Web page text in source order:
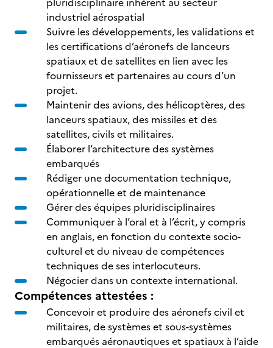
industriel aérospatial
Suivre les développements, les validations et
les certifications d’aéronefs de lanceurs
spatiaux et de satellites en lien avec les
fournisseurs et partenaires au cours d’un
projet.
Maintenir des avions, des hélicoptères, des
lanceurs spatiaux, des missiles et des
satellites, civils et militaires.
Élaborer l’architecture des systèmes
embarqués
Rédiger une documentation technique,
opérationnelle et de maintenance
Gérer des équipes pluridisciplinaires
Communiquer à l’oral et à l’écrit, y compris
en anglais, en fonction du contexte socio-
culturel et du niveau de compétences
techniques de ses interlocuteurs.
Négocier dans un contexte international.
Compétences attestées :
Concevoir et produire des aéronefs civil et
militaires, de systèmes et sous-systèmes
embarqués aéronautiques et spatiaux à l’aide